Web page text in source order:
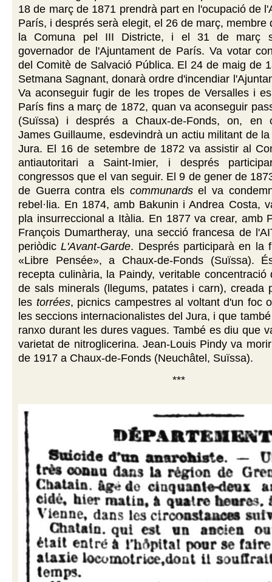
18 de març de 1871 prendrà part en l'ocupació de
París, i després serà elegit, el 26 de març, membre
la Comuna pel III Districte, i el 31 de març
governador de l'Ajuntament de París. Va votar
del Comitè de Salvació Pública. El 24 de maig de
Setmana Sagnant, donarà ordre d'incendiar
Va aconseguir fugir de les tropes de Versalles i
París fins a març de 1872, quan va aconseguir
(Suïssa) i després a Chaux-de-Fonds, on, en
James Guillaume, esdevindrà un actiu militant de
Jura. El 16 de setembre de 1872 va assistir al
antiautoritari a Saint-Imier, i després
congressos que el van seguir. El 9 de gener de
de Guerra contra els communardsel va
rebel·lia. En 1874, amb Bakunin i Andrea Costa,
pla insurreccional a Itàlia. En 1877 va crear, amb
François Dumartheray, una secció francesa de
periòdicL'Avant-Garde. Després participarà en la
«Libre Pensée», a Chaux-de-Fonds (Suïssa).
recepta culinària, la Paindy, veritable concentració
de sals minerals (llegums, patates i carn), creada
les torrées, picnics campestres al voltant d'un foc
les seccions internacionalistes del Jura, i que
ranxo durant les dures vagues. També es diu que
varietat de nitroglicerina. Jean-Louis Pindy va
de 1917 a Chaux-de-Fonds (Neuchâtel, Suïssa).
***